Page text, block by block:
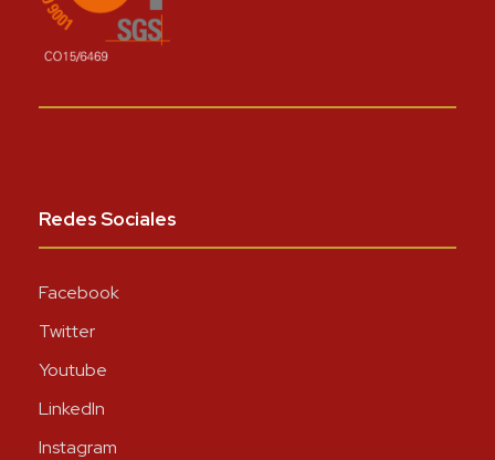
Redes Sociales
Facebook
Twitter
Youtube
LinkedIn
Instagram